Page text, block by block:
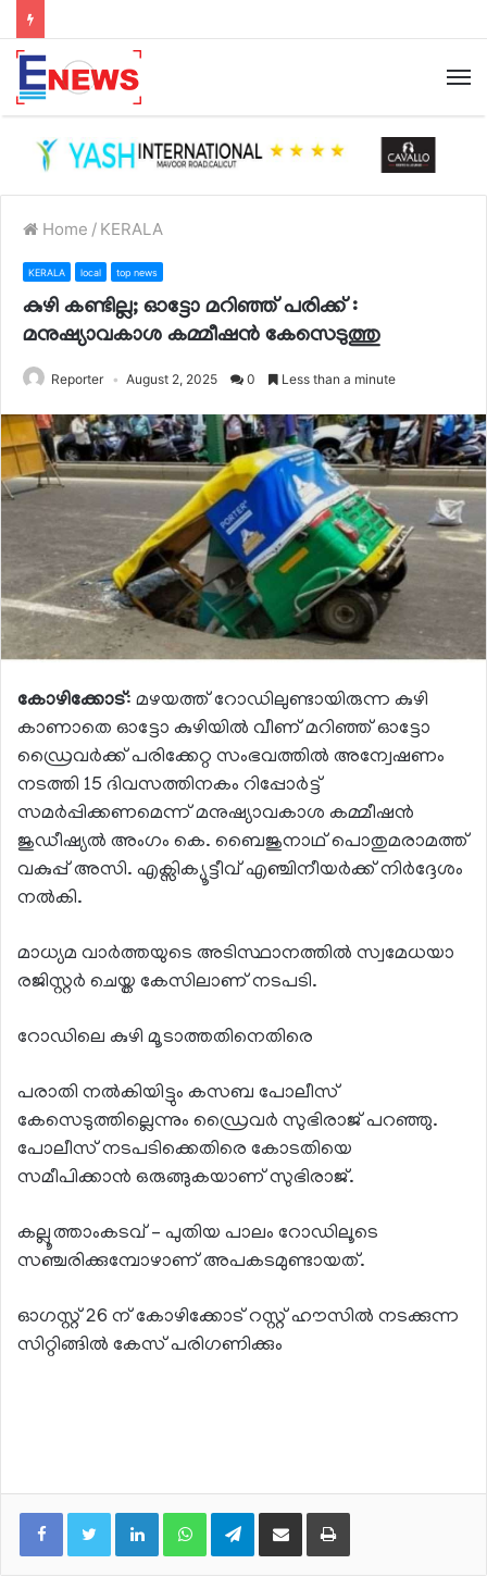
Home / KERALA
KERALA local top news
കുഴി കണ്ടില്ല; ഓട്ടോ മറിഞ്ഞ് പരിക്ക് :
മനുഷ്യാവകാശ കമ്മീഷൻ കേസെടുത്തു
Reporter August 2, 2025 0 Less than a minute
കോഴിക്കോട്: മഴയത്ത് റോഡിലുണ്ടായിരുന്ന കുഴി
കാണാതെ ഓട്ടോ കുഴിയിൽ വീണ് മറിഞ്ഞ് ഓട്ടോ
ഡ്രൈവർക്ക് പരിക്കേറ്റ സംഭവത്തിൽ അന്വേഷണം
നടത്തി 15 ദിവസത്തിനകം റിപ്പോർട്ട്
സമർപ്പിക്കണമെന്ന് മനുഷ്യാവകാശ കമ്മീഷൻ
ജുഡീഷ്യൽ അംഗം കെ. ബൈജുനാഥ് പൊതുമരാമത്ത്
വകുപ്പ് അസി. എക്സിക്യൂട്ടീവ് എഞ്ചിനീയർക്ക് നിർദ്ദേശം
നൽകി.
മാധ്യമ വാർത്തയുടെ അടിസ്ഥാനത്തിൽ സ്വമേധയാ
രജിസ്റ്റർ ചെയ്ത കേസിലാണ് നടപടി.
റോഡിലെ കുഴി മൂടാത്തതിനെതിരെ
പരാതി നൽകിയിട്ടും കസബ പോലീസ്
കേസെടുത്തില്ലെന്നും ഡ്രൈവർ സുഭിരാജ് പറഞ്ഞു.
പോലീസ് നടപടിക്കെതിരെ കോടതിയെ
സമീപിക്കാൻ ഒരുങ്ങുകയാണ് സുഭിരാജ്.
കല്ലൂത്താംകടവ് – പുതിയ പാലം റോഡിലൂടെ
സഞ്ചരിക്കുമ്പോഴാണ് അപകടമുണ്ടായത്.
ഓഗസ്റ്റ് 26 ന് കോഴിക്കോട് റസ്റ്റ് ഹൗസിൽ നടക്കുന്ന
സിറ്റിങ്ങിൽ കേസ് പരിഗണിക്കും
LinkedInWhatsAppTelegramShare via Email Print